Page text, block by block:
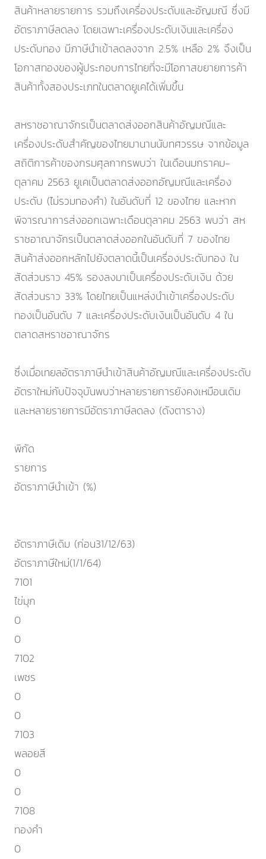
สินค้าหลายรายการ รวมถึงเครื่องประดับและอัญมณี ซึ่งมี
อัตราภาษีลดลง โดยเฉพาะเครื่องประดับเงินและเครื่อง
ประดับทอง มีภาษีนำเข้าลดลงจาก 2.5% เหลือ 2% จึงเป็น
โอกาสทองของผู้ประกอบการไทยที่จะมีโอกาสขยายการค้า
สินค้าทั้งสองประเภทในตลาดยูเคได้เพิ่มขึ้น
สหราชอาณาจักรเป็นตลาดส่งออกสินค้าอัญมณีและ
เครื่องประดับสำคัญของไทยมานานนับทศวรรษ จากข้อมูล
สถิติการค้าของกรมศุลกากรพบว่า ในเดือนมกราคม-
ตุลาคม 2563 ยูเคเป็นตลาดส่งออกอัญมณีและเครื่อง
ประดับ (ไม่รวมทองคำ) ในอันดับที่ 12 ของไทย และหาก
พิจารณาการส่งออกเฉพาะเดือนตุลาคม 2563 พบว่า สห
ราชอาณาจักรเป็นตลาดส่งออกในอันดับที่ 7 ของไทย
สินค้าส่งออกหลักไปยังตลาดนี้เป็นเครื่องประดับทอง ใน
สัดส่วนราว 45% รองลงมาเป็นเครื่องประดับเงิน ด้วย
สัดส่วนราว 33% โดยไทยเป็นแหล่งนำเข้าเครื่องประดับ
ทองเป็นอันดับ 7 และเครื่องประดับเงินเป็นอันดับ 4 ใน
ตลาดสหราชอาณาจักร
ซึ่งเมื่อเทยลอัตราภาษีนำเข้าสินค้าอัญมณีและเครื่องประดับ
อัตราใหม่กับปัจจุบันพบว่าหลายรายการยังคงเหมือนเดิม
และหลายรายการมีอัตราภาษีลดลง (ดังตาราง)
พิกัด
รายการ
อัตราภาษีนำเข้า (%)
อัตราภาษีเดิม (ก่อน31/12/63)
อัตราภาษีใหม่(1/1/64)
7101
ไข่มุก
0
0
7102
เพชร
0
0
7103
พลอยสี
0
0
7108
ทองคำ
0